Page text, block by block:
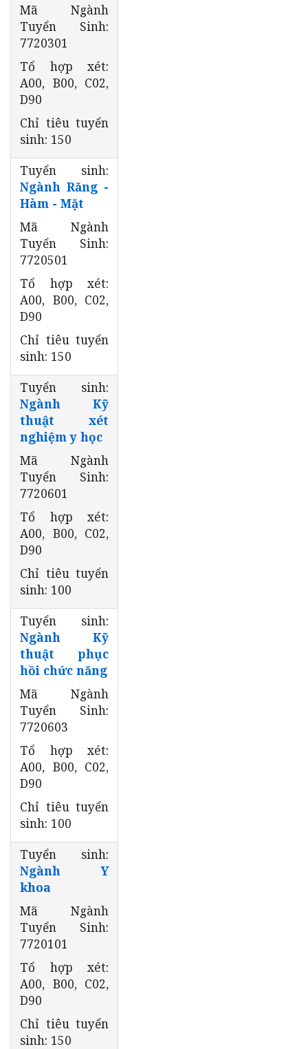
Mã Ngành
Tuyển Sinh:
7720301
Tổ hợp xét:
A00, B00, C02,
D90
Chỉ tiêu tuyển
sinh: 150
Tuyển sinh:
Ngành Răng -
Hàm - Mặt
Mã Ngành
Tuyển Sinh:
7720501
Tổ hợp xét:
A00, B00, C02,
D90
Chỉ tiêu tuyển
sinh: 150
Tuyển sinh:
Ngành Kỹ
thuật xét
nghiệm y học
Mã Ngành
Tuyển Sinh:
7720601
Tổ hợp xét:
A00, B00, C02,
D90
Chỉ tiêu tuyển
sinh: 100
Tuyển sinh:
Ngành Kỹ
thuật phục
hồi chức năng
Mã Ngành
Tuyển Sinh:
7720603
Tổ hợp xét:
A00, B00, C02,
D90
Chỉ tiêu tuyển
sinh: 100
Tuyển sinh:
Ngành Y
khoa
Mã Ngành
Tuyển Sinh:
7720101
Tổ hợp xét:
A00, B00, C02,
D90
Chỉ tiêu tuyển
sinh: 150